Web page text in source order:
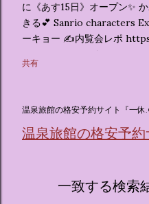
に《あす15日》オープン✨️
きる💕 Sanrio characters
ーキョー ✍️内覧会レポ
pic.twitter.com/
(@oricon) July 14, 2026 ホ
はなく、2026年7月15日から
リオキャラクターズの体験型
陸となります。 まるで本当
クインしてルームツアーを
共有
温泉旅館の格安予約サイト『一休
温泉旅館の格安予約
一致する検索